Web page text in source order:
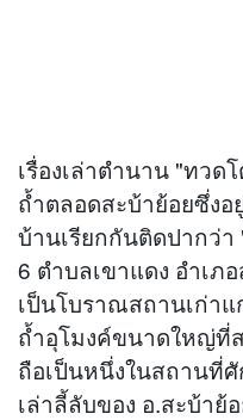
เรื่องเล่าตำนาน "ทว
ถ้ำตลอดสะบ้าย้อยซึ่ง
บ้านเรียกกันติดปากว่
6 ตําบลเขาแดง อําเภ
เป็นโบราณสถานเก่า
ถ้ำอุโมงค์ขนาดใหญ่ที่
ถือเป็นหนึ่งในสถานที่ศั
เล่าลี้ลับของ อ.สะบ้าย้